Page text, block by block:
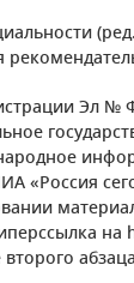
Эл №
«Россия
на